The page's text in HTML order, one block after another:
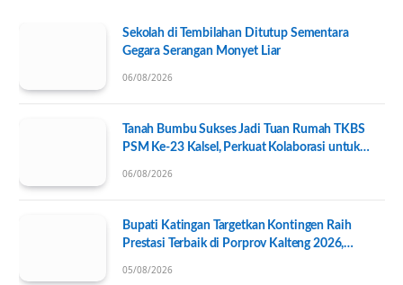
Sekolah di Tembilahan Ditutup Sementara
Gegara Serangan Monyet Liar
06/08/2026
Tanah Bumbu Sukses Jadi Tuan Rumah TKBS
PSM Ke-23 Kalsel, Perkuat Kolaborasi untuk
06/08/2026
Bupati Katingan Targetkan Kontingen Raih
Prestasi Terbaik di Porprov Kalteng 2026,
05/08/2026